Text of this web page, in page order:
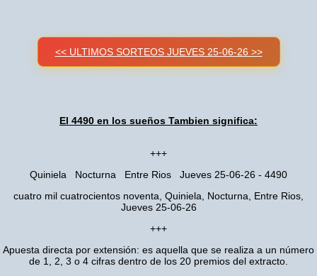
<< ULTIMOS SORTEOS JUEVES 25-06-26 >>
El 4490 en los sueños Tambien significa:
+++
Quiniela Nocturna Entre Rios Jueves 25-06-26 - 4490
cuatro mil cuatrocientos noventa, Quiniela, Nocturna, Entre Rios,
Jueves 25-06-26
+++
Apuesta directa por extensión: es aquella que se realiza a un número
de 1, 2, 3 o 4 cifras dentro de los 20 premios del extracto.